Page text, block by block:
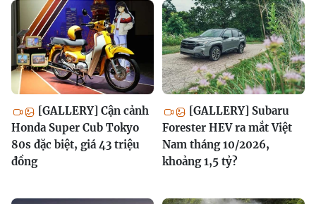
[GALLERY] Cận cảnh
Honda Super Cub Tokyo
80s đặc biệt, giá 43 triệu
đồng
[GALLERY] Subaru
Forester HEV ra mắt Việt
Nam tháng 10/2026,
khoảng 1,5 tỷ?